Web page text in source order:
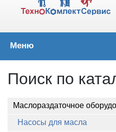
Меню
Поиск по
Маслораздаточное
Насосы для масла